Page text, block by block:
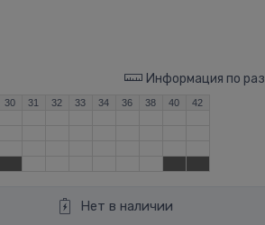
Информация по
30 31 32 33 34 36 38 40
42
Нет в наличии